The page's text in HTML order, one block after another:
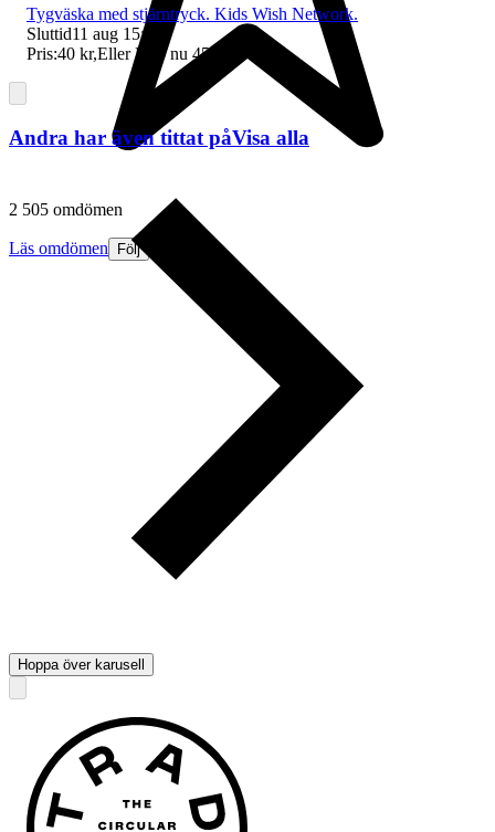
2 505 omdömen
Läs omdömen Följ
Tygväska med stjärntryck. Kids Wish Network.
Sluttid11 aug 15:07
Pris:40 kr,Eller Köp nu 45 kr
Andra har även tittat påVisa alla
Hoppa över karusell